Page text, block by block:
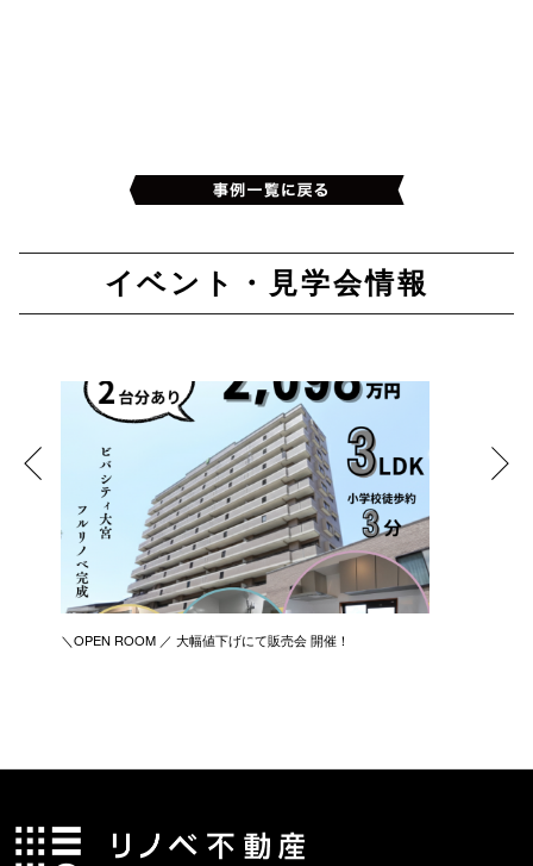
イベント・見学会情報
＼OPEN ROOM ／ 大幅値下げにて販売会 開催！